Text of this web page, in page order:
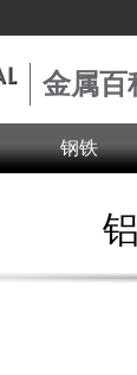
金属百
钢铁